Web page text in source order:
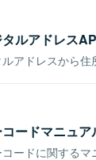
ルアドレス
アドレスから住
ードマニュア
ードに関するマ